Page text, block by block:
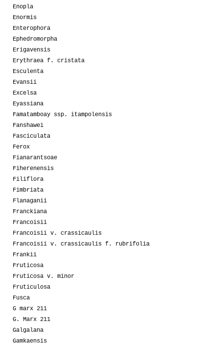
Enopla
Enormis
Enterophora
Ephedromorpha
Erigavensis
Erythraea f. cristata
Esculenta
Evansii
Excelsa
Eyassiana
Famatamboay ssp. itampolensis
Fanshawei
Fasciculata
Ferox
Fianarantsoae
Fiherenensis
Filiflora
Fimbriata
Flanaganii
Franckiana
Francoisii
Francoisii v. crassicaulis
Francoisii v. crassicaulis f. rubrifolia
Frankii
Fruticosa
Fruticosa v. minor
Fruticulosa
Fusca
G marx 211
G. Marx 211
Galgalana
Gamkaensis